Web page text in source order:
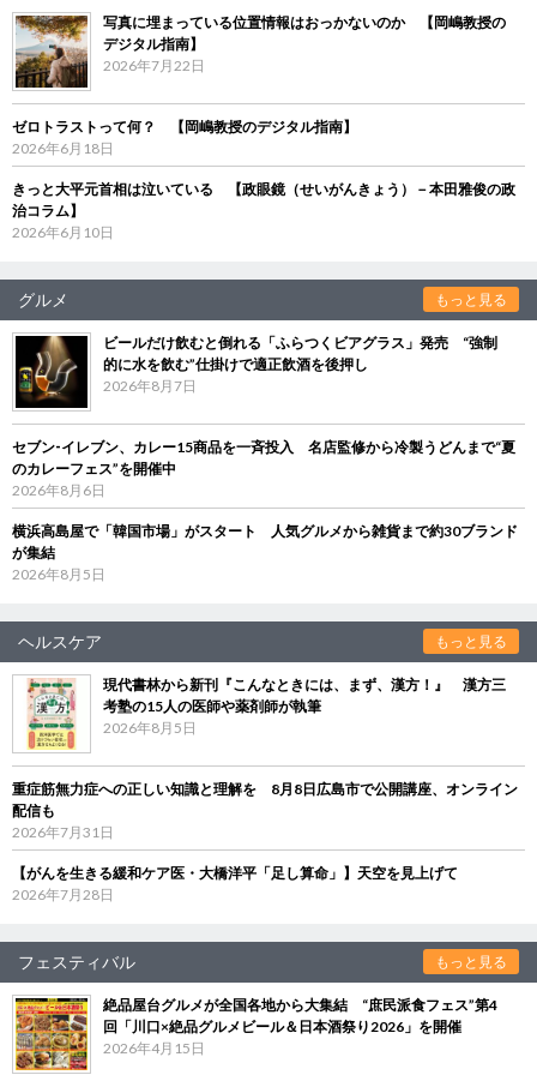
写真に埋まっている位置情報はおっかないのか 【岡嶋教授の
デジタル指南】
2026年7月22日
ゼロトラストって何？ 【岡嶋教授のデジタル指南】
2026年6月18日
きっと大平元首相は泣いている 【政眼鏡（せいがんきょう）－本田雅俊の政
治コラム】
2026年6月10日
グルメ もっと見る
ビールだけ飲むと倒れる「ふらつくビアグラス」発売 “強制
的に水を飲む”仕掛けで適正飲酒を後押し
2026年8月7日
セブン‐イレブン、カレー15商品を一斉投入 名店監修から冷製うどんまで“夏
のカレーフェス”を開催中
2026年8月6日
横浜高島屋で「韓国市場」がスタート 人気グルメから雑貨まで約30ブランド
が集結
2026年8月5日
ヘルスケア もっと見る
現代書林から新刊『こんなときには、まず、漢方！』 漢方三
考塾の15人の医師や薬剤師が執筆
2026年8月5日
重症筋無力症への正しい知識と理解を 8月8日広島市で公開講座、オンライン
配信も
2026年7月31日
【がんを生きる緩和ケア医・大橋洋平「足し算命」】天空を見上げて
2026年7月28日
フェスティバル もっと見る
絶品屋台グルメが全国各地から大集結 “庶民派食フェス”第4
回「川口×絶品グルメビール＆日本酒祭り2026」を開催
2026年4月15日